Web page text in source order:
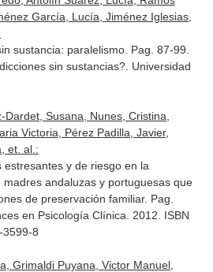
García, Lucía, Jiménez Iglesias,
sustancia: paralelismo. Pag. 87-99.
sin sustancias?. Universidad
Dardet, Susana, Nunes, Cristina,
Victoria, Pérez Padilla, Javier,
et. al.:
estresantes y de riesgo en la
andaluzas y portuguesas que
de preservación familiar. Pag.
en Psicología Clínica . 2012. ISBN
3599-8
Grimaldi Puyana, Victor Manuel,